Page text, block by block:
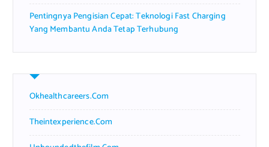
Pentingnya Pengisian Cepat: Teknologi Fast Charging
Yang Membantu Anda Tetap Terhubung
Okhealthcareers.com
Theintexperience.com